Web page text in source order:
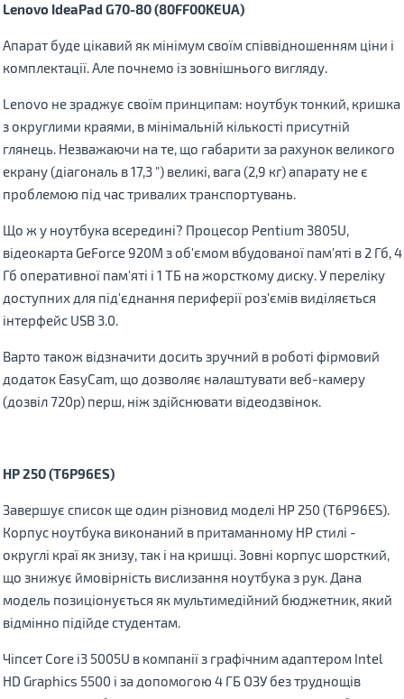
Lenovo IdeaPad G70-80 (80FF00KEUA)
Апарат буде цікавий як мінімум своїм співвідношенням ціни і
комплектації. Але почнемо із зовнішнього вигляду.
Lenovo не зраджує своїм принципам: ноутбук тонкий, кришка
з округлими краями, в мінімальній кількості присутній
глянець. Незважаючи на те, що габарити за рахунок великого
екрану (діагональ в 17,3 ") великі, вага (2,9 кг) апарату не є
проблемою під час тривалих транспортувань.
Що ж у ноутбука всередині? Процесор Pentium 3805U,
відеокарта GeForce 920M з об'ємом вбудованої пам'яті в 2 Гб, 4
Гб оперативної пам'яті і 1 ТБ на жорсткому диску. У переліку
доступних для під'єднання периферії роз'ємів виділяється
інтерфейс USB 3.0.
Варто також відзначити досить зручний в роботі фірмовий
додаток EasyCam, що дозволяє налаштувати веб-камеру
(дозвіл 720р) перш, ніж здійснювати відеодзвінок.
HP 250 (T6P96ES)
Завершує список ще один різновид моделі HP 250 (T6P96ES).
Корпус ноутбука виконаний в притаманному HP стилі -
округлі краї як знизу, так і на кришці. Зовні корпус шорсткий,
що знижує ймовірність вислизання ноутбука з рук. Дана
модель позиціонується як мультимедійний бюджетник, який
відмінно підійде студентам.
Чіпсет Core i3 5005U в компанії з графічним адаптером Intel
HD Graphics 5500 і за допомогою 4 ГБ ОЗУ без труднощів